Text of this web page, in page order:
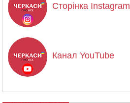
Сторінка Instagram
Канал YouTube